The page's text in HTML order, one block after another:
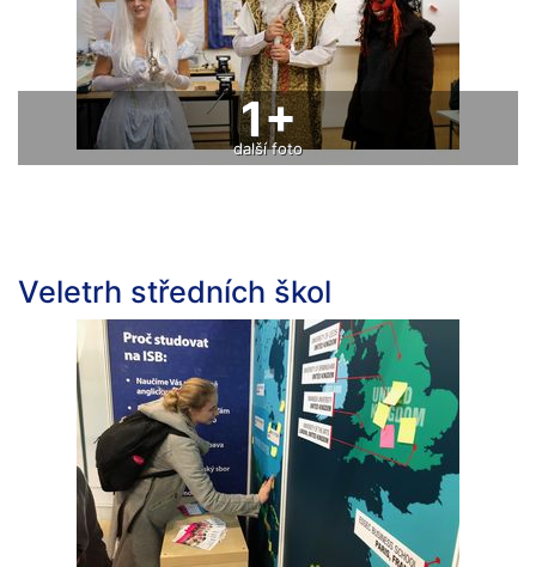
1+
další foto
Veletrh středních škol